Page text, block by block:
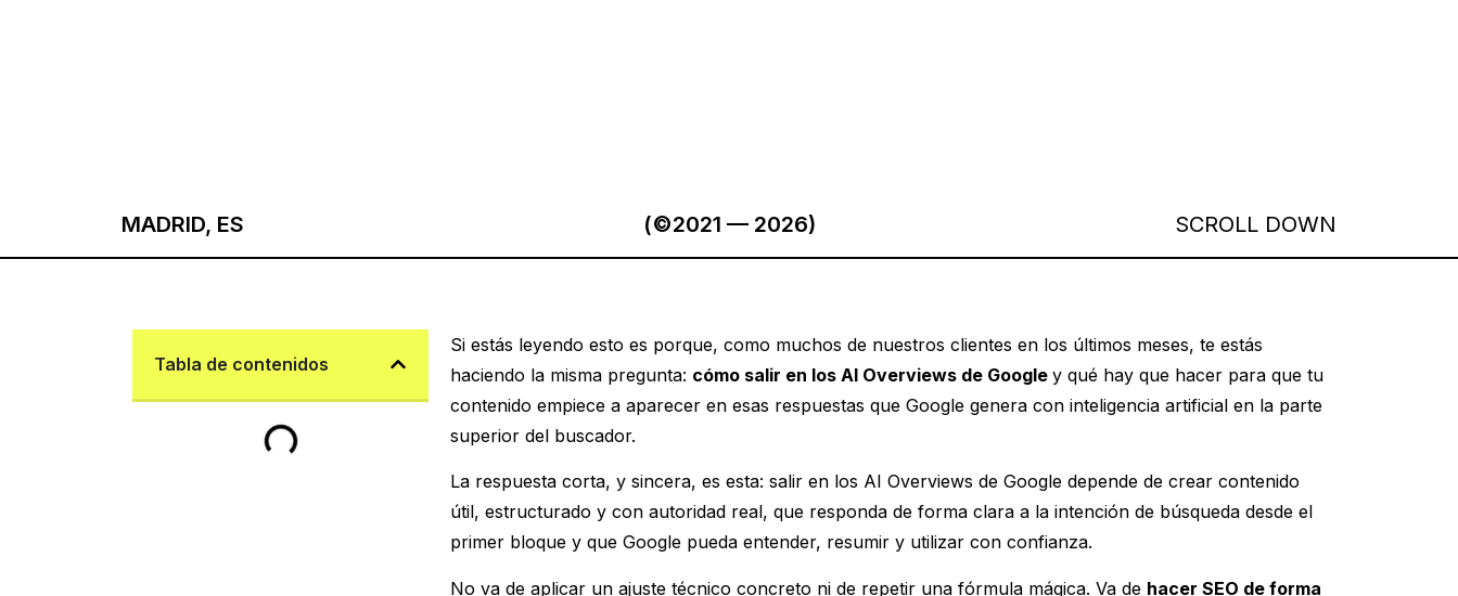
MADRID, ES (©2021 — 2026) SCROLL DOWN
Tabla de contenidos
Si estás leyendo esto es porque, como muchos de nuestros clientes en los últimos meses, te estás
haciendo la misma pregunta: cómo salir en los AI Overviews de Googley qué hay que hacer para que tu
contenido empiece a aparecer en esas respuestas que Google genera con inteligencia artificial en la parte
superior del buscador.
La respuesta corta, y sincera, es esta: salir en los AI Overviews de Google depende de crear contenido
útil, estructurado y con autoridad real, que responda de forma clara a la intención de búsqueda desde el
primer bloque y que Google pueda entender, resumir y utilizar con confianza.
No va de aplicar un ajuste técnico concreto ni de repetir una fórmula mágica. Va de hacer SEO de forma